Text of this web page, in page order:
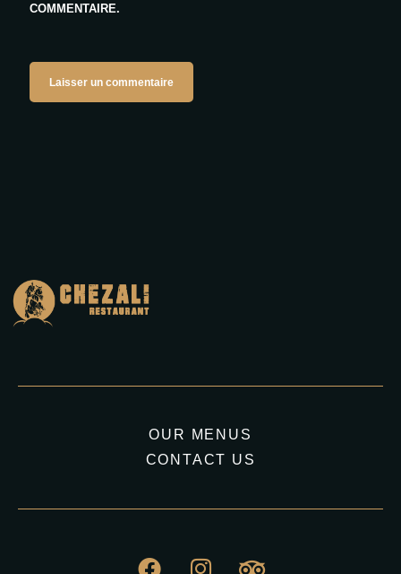
COMMENTAIRE.
OUR MENUS
CONTACT US